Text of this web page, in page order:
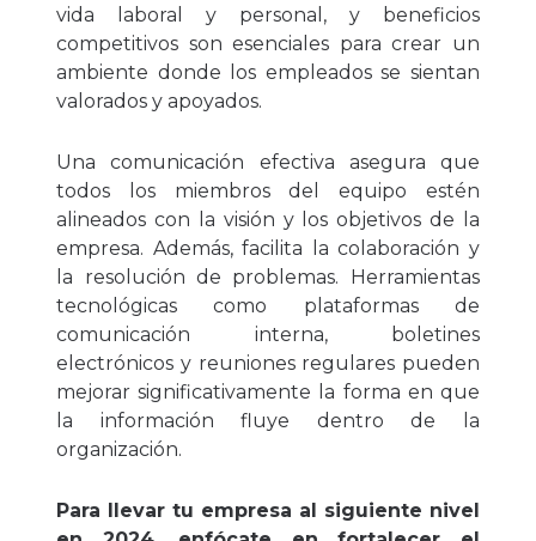
vida laboral y personal, y beneficios
competitivos son esenciales para crear un
ambiente donde los empleados se sientan
valorados y apoyados.
Una comunicación efectiva asegura que
todos los miembros del equipo estén
alineados con la visión y los objetivos de la
empresa. Además, facilita la colaboración y
la resolución de problemas. Herramientas
tecnológicas como plataformas de
comunicación interna, boletines
electrónicos y reuniones regulares pueden
mejorar significativamente la forma en que
la información fluye dentro de la
organización.
Para llevar tu empresa al siguiente nivel